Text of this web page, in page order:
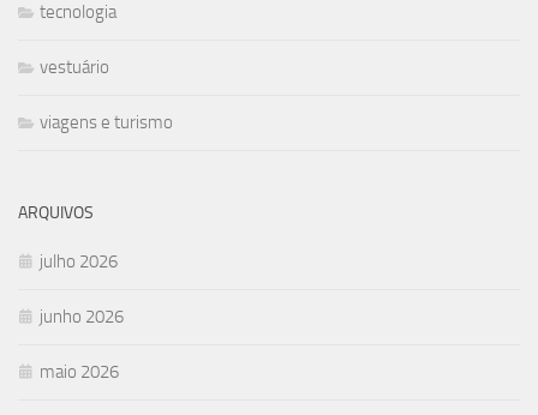
tecnologia
vestuário
viagens e turismo
ARQUIVOS
julho 2026
junho 2026
maio 2026